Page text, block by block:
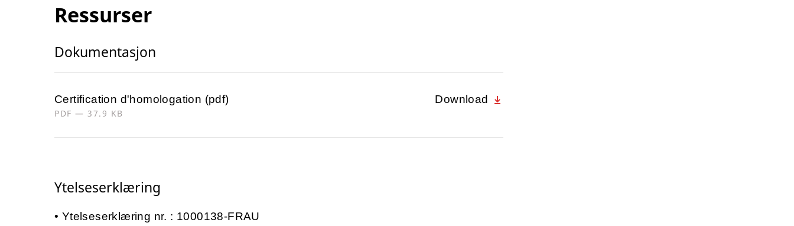
Ressurser
Dokumentasjon
Certification d'homologation (pdf)
PDF — 37.9 KB
Download
Ytelseserklæring
Ytelseserklæring nr. : 1000138-FRAU